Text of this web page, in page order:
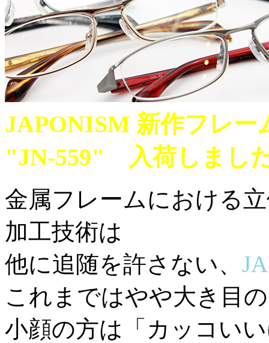
JAPONISM 新作フレー
"JN-559" 入荷しまし
金属フレームにおける
加工技術は
他に追随を許さない、
これまではやや大き目
小顔の方は「カッコい